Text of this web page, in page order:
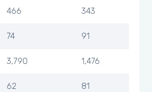
466 343
74 91
3,790 1,476
62 81